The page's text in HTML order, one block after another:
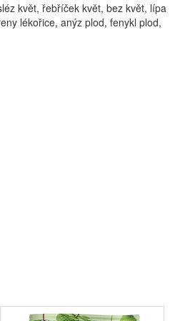
květ, řebříček květ, bez květ, lípa
lékořice, anýz plod, fenykl plod,